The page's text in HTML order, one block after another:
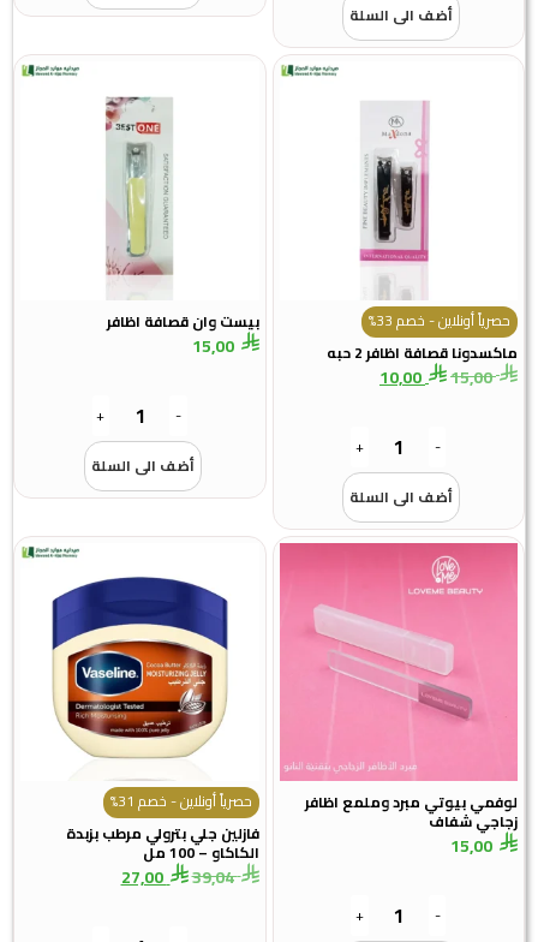
أضف الى السلة
حصرياً أونلاين - خصم 33%
ماكسدونا قصافة اظافر 2 حبه
15,00
10,00
-
+
أضف الى السلة
بيست وان قصافة اظافر
15,00
-
+
أضف الى السلة
لوفمي بيوتي مبرد وملمع اظافر
زجاجي شفاف
15,00
-
+
حصرياً أونلاين - خصم 31%
فازلين جلي بترولي مرطب بزبدة
الكاكاو – 100 مل
39,04
27,00